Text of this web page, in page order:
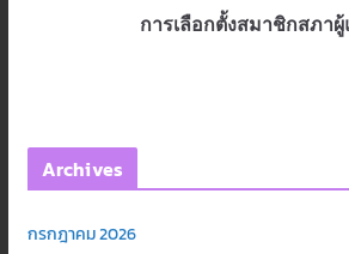
การเลือกตั้งสมาชิกสภา
Archives
กรกฎาคม 2026